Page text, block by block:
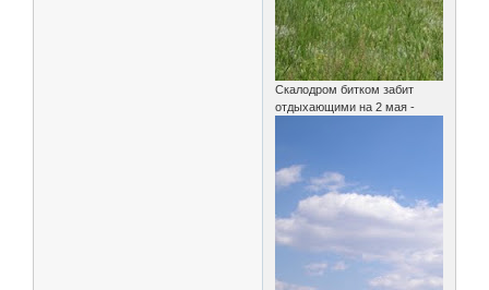
Скалодром битком забит
отдыхающими на 2 мая -